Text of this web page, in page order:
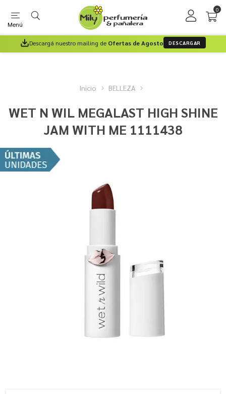
Menú
0
Descargá nuestro mailing de Ofertas de Agosto DESCARGAR
Inicio BELLEZA
WET N WIL MEGALAST HIGH SHINE
JAM WITH ME 1111438